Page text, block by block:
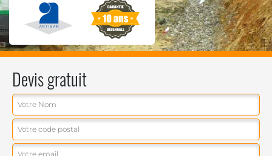
Devis gratuit